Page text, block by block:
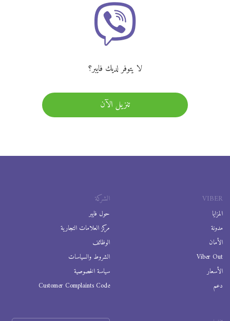
لا يتوفر لديك فايبر؟
تنزيل الآن
VIBER
المزايا
مدونة
الأمان
Viber Out
الأسعار
دعم
الشركة
حول فايبر
مركز العلامات التجارية
الوظائف
الشروط والسياسات
سياسة الخصوصية
Customer Complaints Code